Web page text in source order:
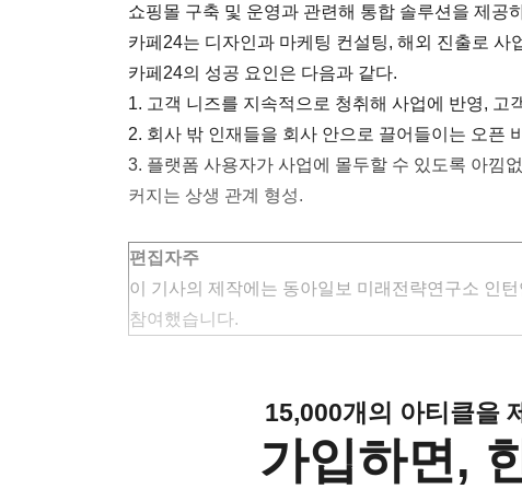
쇼핑몰 구축 및 운영과 관련해 통합 솔루션을 제공
카페24는 디자인과 마케팅 컨설팅, 해외 진출로 사
카페24의 성공 요인은 다음과 같다.
1. 고객 니즈를 지속적으로 청취해 사업에 반영, 고
2. 회사 밖 인재들을 회사 안으로 끌어들이는 오픈
3. 플랫폼 사용자가 사업에 몰두할 수 있도록 아낌
커지는 상생 관계 형성.
편집자주
이 기사의 제작에는 동아일보 미래전략연구소 인
참여했습니다.
15,000개의 아티클을
가입하면,